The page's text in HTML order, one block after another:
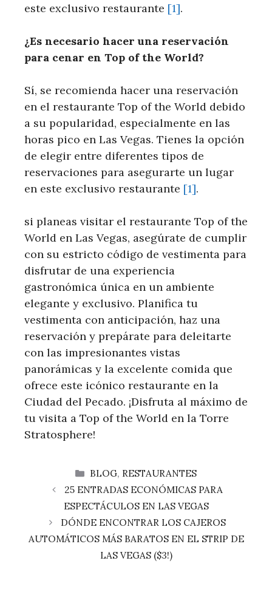
este exclusivo restaurante [1].
¿Es necesario​ hacer una reservación
‍para cenar ⁢en ‌Top of⁢ the World?
Sí,⁣ se recomienda ⁣hacer ⁢una reservación
en ‌el ⁢restaurante Top of the World debido
a su popularidad, especialmente en‌ las
⁤horas pico en Las Vegas. Tienes la opción​
de elegir entre diferentes tipos ​de⁤
reservaciones para asegurarte un lugar
⁢en este exclusivo restaurante [1].
si planeas visitar el restaurante ‌Top of​ the
World en Las Vegas, asegúrate de cumplir
con su estricto código de vestimenta para
disfrutar de una experiencia‌
gastronómica única en un ambiente
⁤elegante y exclusivo. ​Planifica tu
vestimenta con‍ anticipación, haz una
reservación y prepárate para‍ deleitarte
‍con‌ las impresionantes⁢ vistas
panorámicas y la excelente comida que
ofrece este icónico restaurante en ‌la
Ciudad del Pecado. ¡Disfruta al máximo de
tu ⁢visita a Top of the World en la ⁢Torre
Stratosphere!
CATEGORÍAS
BLOG, RESTAURANTES
25 ENTRADAS ECONÓMICAS PARA
ESPECTÁCULOS EN LAS VEGAS
DÓNDE ENCONTRAR LOS CAJEROS
AUTOMÁTICOS MÁS BARATOS EN EL STRIP DE
LAS VEGAS ($3!)